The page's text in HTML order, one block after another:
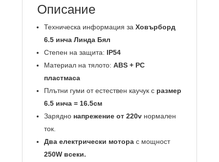
Описание
Техническа информация за Ховърборд
6.5 инча Линда Бял
Степен на защита: IP54
Материал на тялото: ABS + PC
пластмаса
Плътни гуми от естествен каучук с размер
6.5 инча = 16.5см
Зарядно напрежение от 220vнормален
ток.
Два електрически моторас мощност
250W всеки.